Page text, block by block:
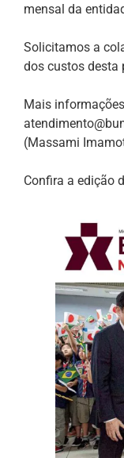
mensal da
Solicitamos a
dos custos desta
Mais
(Massami
Confira a edição